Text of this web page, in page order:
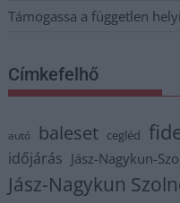
Támogassa a független
Címkefelhő
autó baleset cegléd
időjárás Jász-Nagykun-
Jász-Nagykun